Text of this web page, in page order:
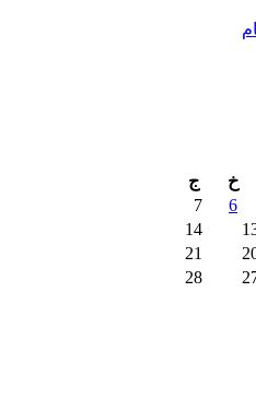
ج
7